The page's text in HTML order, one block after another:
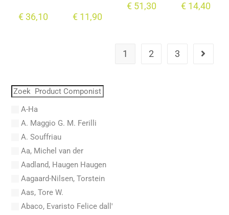
€36,10 € 11,90
€51,30 €14,40
1 2 3
A-Ha
A. Maggio G. M. Ferilli
A. Souffriau
Aa, Michel van der
Aadland, Haugen Haugen
Aagaard-Nilsen, Torstein
Aas, Tore W.
Abaco, Evaristo Felice dall'